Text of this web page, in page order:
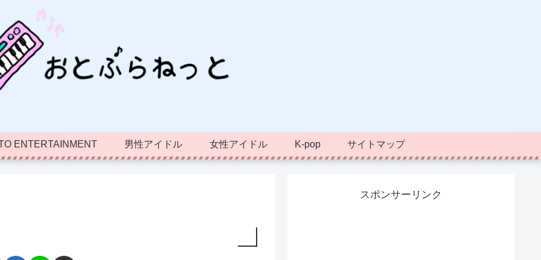
ENTERTAINMENT 男性アイドル 女性アイドル K-pop サイトマップ
スポンサーリンク